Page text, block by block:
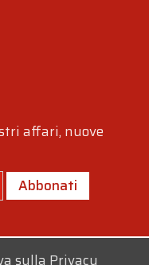
affari, nuove
Abbonati
sulla Privacy